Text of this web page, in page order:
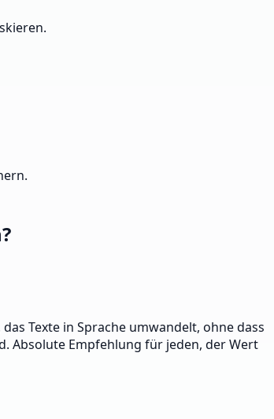
Texte in Sprache umwandelt, ohne dass
Absolute Empfehlung für jeden, der Wert